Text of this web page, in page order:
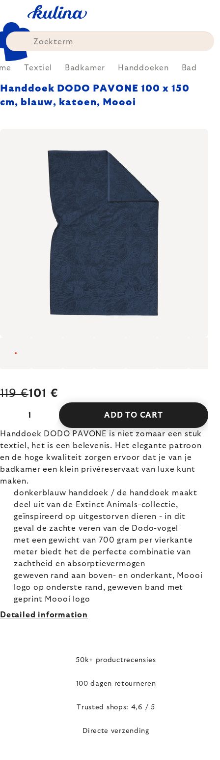
content
Textiel Badkamer Handdoeken Bad
Handdoek DODO PAVONE 100 x 150
cm, blauw, katoen, Moooi
119 €101 €
ADD TO CART
Handdoek DODO PAVONE is niet zomaar een stuk
textiel, het is een belevenis. Het elegante patroon
en de hoge kwaliteit zorgen ervoor dat je van je
badkamer een klein privéreservaat van luxe kunt
maken.
donkerblauw handdoek / de handdoek maakt
deel uit van de Extinct Animals-collectie,
geïnspireerd op uitgestorven dieren - in dit
geval de zachte veren van de Dodo-vogel
met een gewicht van 700 gram per vierkante
meter biedt het de perfecte combinatie van
zachtheid en absorptievermogen
geweven rand aan boven- en onderkant, Moooi
logo op onderste rand, geweven band met
geprint Moooi logo
Detailed information
50k+ productrecensies
100 dagen retourneren
Trusted shops: 4,6 / 5
Directe verzending